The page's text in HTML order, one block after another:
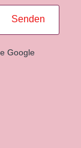
Senden
Google